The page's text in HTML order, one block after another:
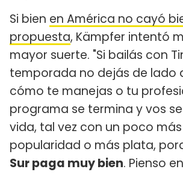
Si bien en América no cayó
propuesta, Kämpfer intentó
mayor suerte. "Si bailás con
temporada no dejás de lado
cómo te manejas o tu
programa se termina y vos
vida, tal vez con un poco
popularidad o más plata,
Sur paga muy bien. Pienso